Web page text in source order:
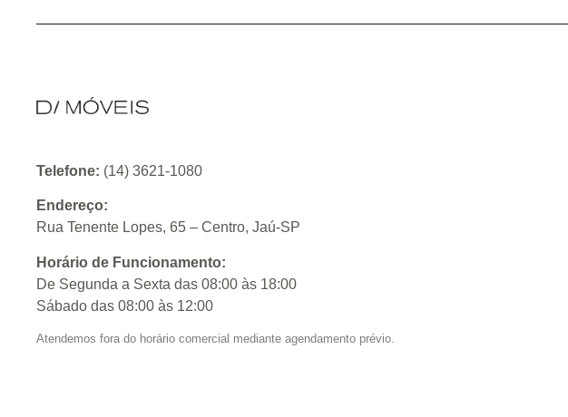
Telefone: (14) 3621-1080
Endereço:
Rua Tenente Lopes, 65 – Centro, Jaú-SP
Horário de Funcionamento:
De Segunda a Sexta das 08:00 às 18:00
Sábado das 08:00 às 12:00
Atendemos fora do horário comercial mediante agendamento prévio.